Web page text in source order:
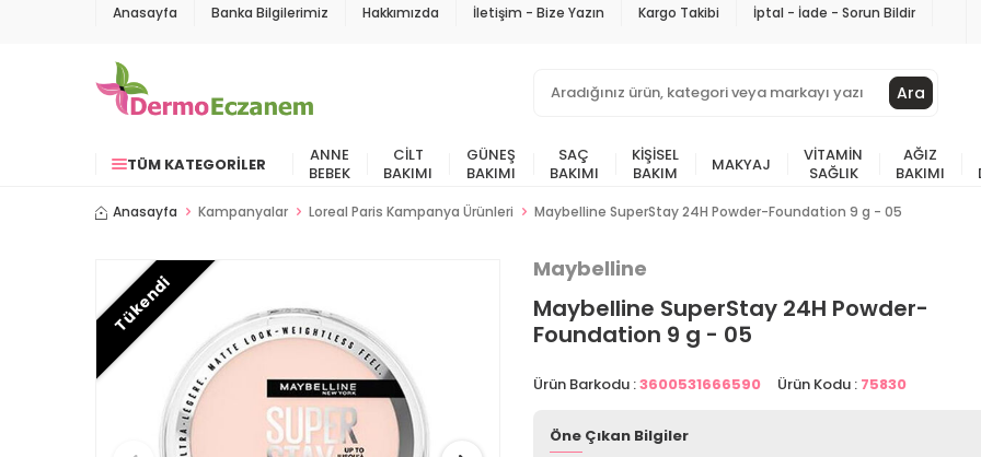
Anasayfa Banka Bilgilerimiz Hakkımızda İletişim - Bize Yazın Kargo Takibi İptal - İade - Sorun Bildir
Ara
TÜM KATEGORILER
ANNE
BEBEK
CILT
BAKIMI
GÜNEŞ
BAKIMI
SAÇ
BAKIMI
KIŞISEL
BAKIM
MAKYAJ
VITAMIN
SAĞLIK
AĞIZ
BAKIMI
Anasayfa Kampanyalar Loreal Paris Kampanya Ürünleri Maybelline SuperStay 24H Powder-Foundation 9 g - 05
Tükendi
Maybelline
Maybelline SuperStay 24H Powder-
Foundation 9 g - 05
Ürün Barkodu :3600531666590 Ürün Kodu : 75830
Öne Çıkan Bilgiler